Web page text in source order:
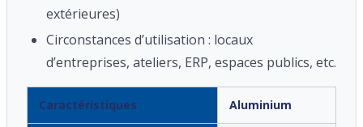
extérieures)
Circonstances d’utilisation : locaux
d’entreprises, ateliers, ERP, espaces publics, etc.
Caractéristiques Aluminium